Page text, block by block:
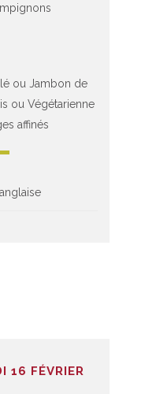
ou Jambon de
ou Végétarienne
affinés
16 FÉVRIER